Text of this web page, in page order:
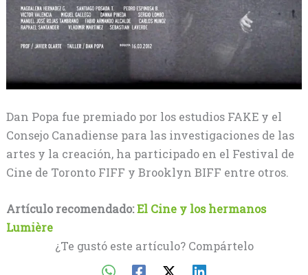
Dan Popa fue premiado por los estudios FAKE y el
Consejo Canadiense para las investigaciones de las
artes y la creación, ha participado en el Festival de
Cine de Toronto FIFF y Brooklyn BIFF entre otros.
Artículo recomendado:El Cine y los hermanos
Lumière
¿Te gustó este artículo? Compártelo